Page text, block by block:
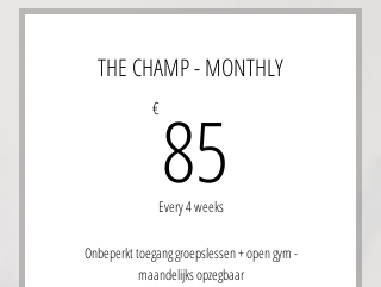
Mogelijkheid abo te bevriezen (lees
voorwaaden)
THE CHAMP - MONTHLY
€ 85
Every 4 weeks
Onbeperkt toegang groepslessen + open gym -
maandelijks opzegbaar